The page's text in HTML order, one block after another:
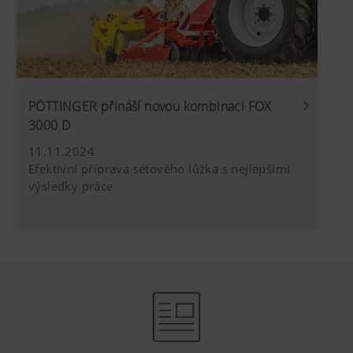
PÖTTINGER přináší novou kombinaci FOX
3000 D
11.11.2024
Efektivní příprava seťového lůžka s nejlepšími
výsledky práce